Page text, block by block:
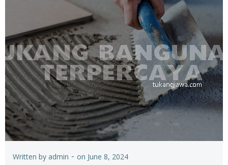
Written by admin - on June 8, 2024